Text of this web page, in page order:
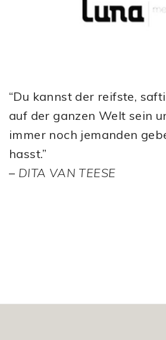
“Du kannst der reifste,
auf der ganzen Welt sein
immer noch jemanden
hasst.”
– DITA VAN TEESE